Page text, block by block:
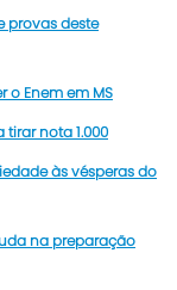
provas deste
o Enem em MS
tirar nota 1.000
às vésperas do
na preparação